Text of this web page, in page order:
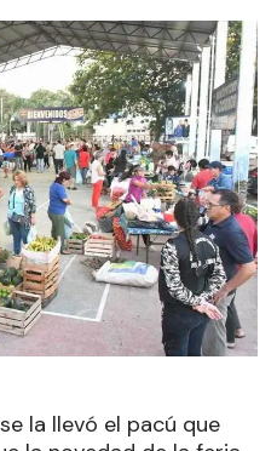
la llevó el pacú que